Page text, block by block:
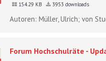
154.29 KB
3953 downloads
Autoren: Müller, Ulrich; von
Forum Hochschulräte -